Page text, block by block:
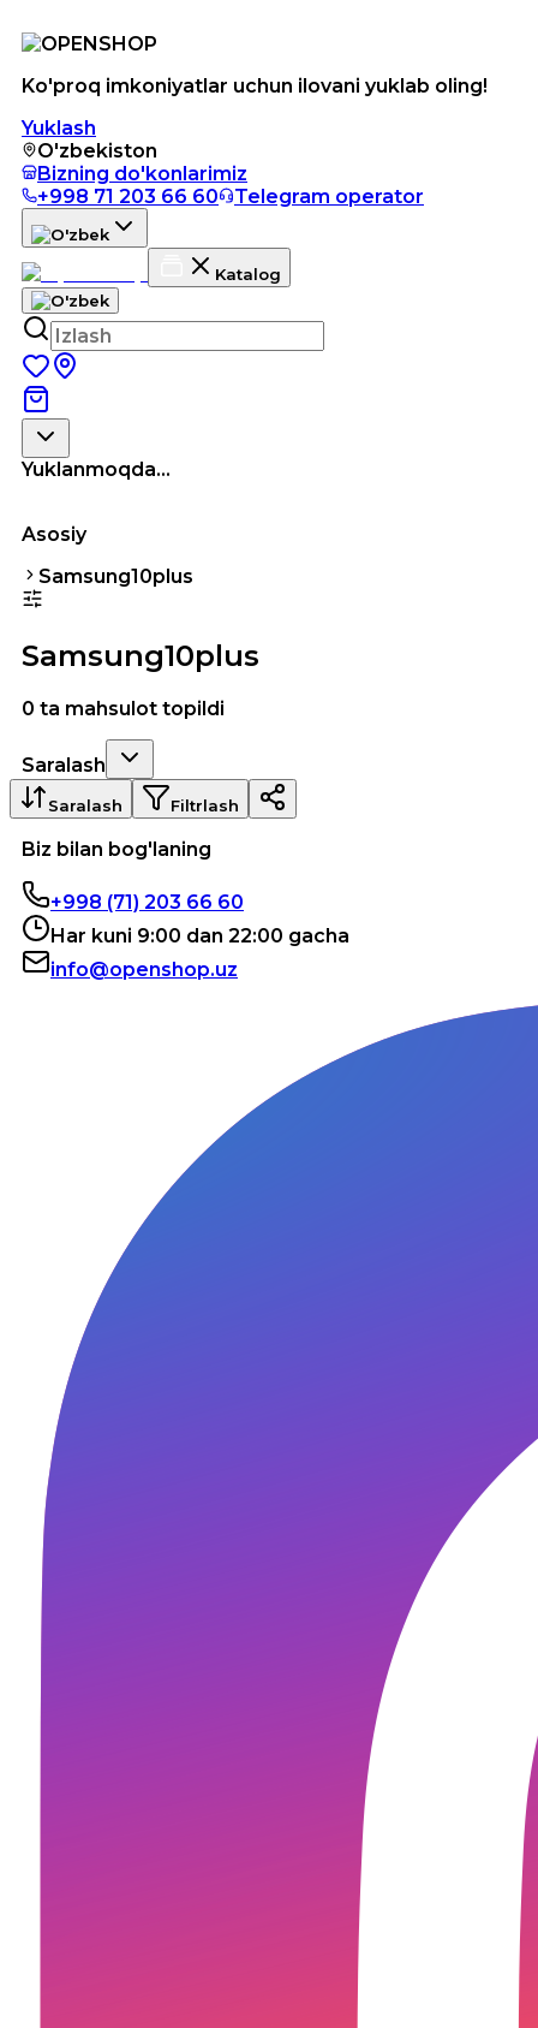
Ko'proq imkoniyatlar uchun ilovani yuklab oling!
Yuklash
O'zbekiston
Bizning do'konlarimiz
+998 71 203 66 60
Telegram operator
Katalog
Yuklanmoqda...
Asosiy
Samsung10plus
Samsung10plus
0 ta mahsulot topildi
Saralash
Saralash Filtrlash
Biz bilan bog'laning
+998 (71) 203 66 60
Har kuni 9:00 dan 22:00 gacha
info@openshop.uz